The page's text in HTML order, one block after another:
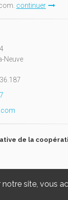
notre site, vous
continuer
Neuve
de la